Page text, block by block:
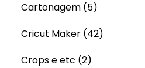
Cartonagem (5)
Cricut Maker (42)
Crops e etc (2)